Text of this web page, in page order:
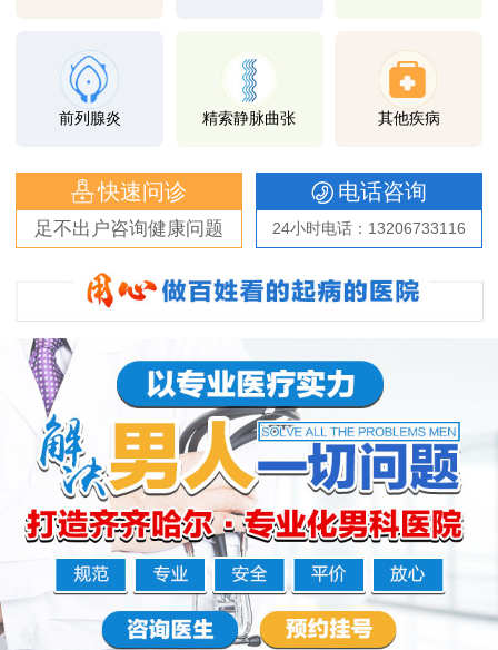
前列腺炎 精索静脉曲张 其他疾病
快速问诊
足不出户咨询健康问题
电话咨询
24小时电话：13206733116